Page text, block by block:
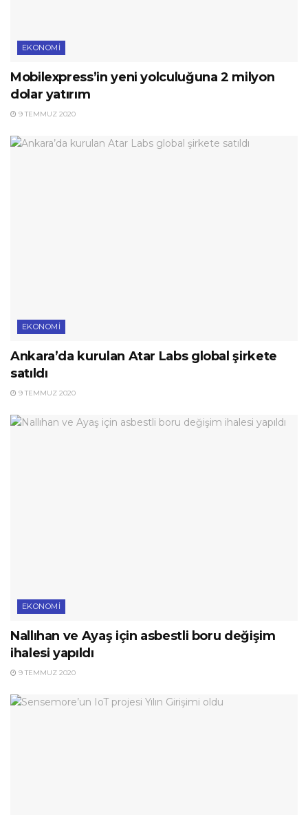
EKONOMI
Mobilexpress’in yeni yolculuğuna 2 milyon
dolar yatırım
9 TEMMUZ 2020
EKONOMI
Ankara’da kurulan Atar Labs global şirkete
satıldı
9 TEMMUZ 2020
EKONOMI
Nallıhan ve Ayaş için asbestli boru değişim
ihalesi yapıldı
9 TEMMUZ 2020